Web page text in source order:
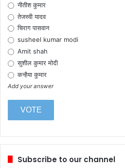
नीतीश कुमार
तेजस्वी यादव
चिराग पासवान
susheel kumar modi
Amit shah
सुशील कुमार मोदी
कन्हैया कुमार
Add your answer
Subscribe to our channel